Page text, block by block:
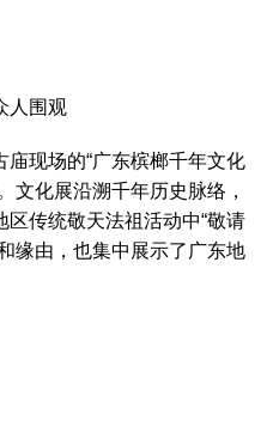
人围观
现场的“广东槟榔千年文化
文化展沿溯千年历史脉络，
传统敬天法祖活动中“敬请
缘由，也集中展示了广东地